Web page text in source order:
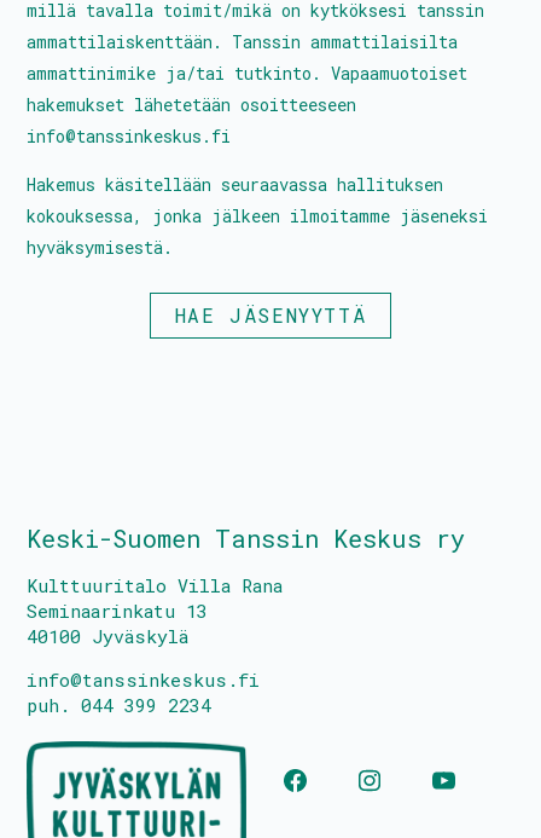
millä tavalla toimit/mikä on kytköksesi tanssin
ammattilaiskenttään. Tanssin ammattilaisilta
ammattinimike ja/tai tutkinto. Vapaamuotoiset
hakemukset lähetetään osoitteeseen
info@tanssinkeskus.fi
Hakemus käsitellään seuraavassa hallituksen
kokouksessa, jonka jälkeen ilmoitamme jäseneksi
hyväksymisestä.
HAE JÄSENYYTTÄ
Keski-Suomen Tanssin Keskus ry
Kulttuuritalo Villa Rana
Seminaarinkatu 13
40100 Jyväskylä
info@tanssinkeskus.fi
puh. 044 399 2234